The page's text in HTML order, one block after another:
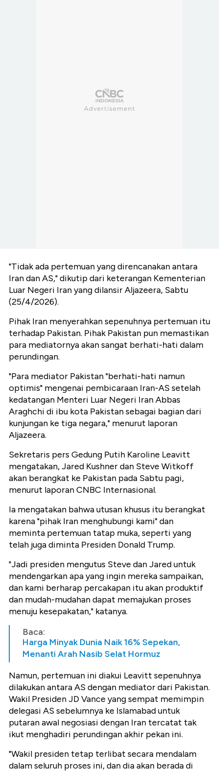
"Tidak ada pertemuan yang direncanakan antara
Iran dan AS," dikutip dari keterangan Kementerian
Luar Negeri Iran yang dilansir Aljazeera, Sabtu
(25/4/2026).
Pihak Iran menyerahkan sepenuhnya pertemuan itu
terhadap Pakistan. Pihak Pakistan pun memastikan
para mediatornya akan sangat berhati-hati dalam
perundingan.
"Para mediator Pakistan "berhati-hati namun
optimis" mengenai pembicaraan Iran-AS setelah
kedatangan Menteri Luar Negeri Iran Abbas
Araghchi di ibu kota Pakistan sebagai bagian dari
kunjungan ke tiga negara," menurut laporan
Aljazeera.
Sekretaris pers Gedung Putih Karoline Leavitt
mengatakan, Jared Kushner dan Steve Witkoff
akan berangkat ke Pakistan pada Sabtu pagi,
menurut laporan CNBC Internasional.
Ia mengatakan bahwa utusan khusus itu berangkat
karena "pihak Iran menghubungi kami" dan
meminta pertemuan tatap muka, seperti yang
telah juga diminta Presiden Donald Trump.
"Jadi presiden mengutus Steve dan Jared untuk
mendengarkan apa yang ingin mereka sampaikan,
dan kami berharap percakapan itu akan produktif
dan mudah-mudahan dapat memajukan proses
menuju kesepakatan," katanya.
Baca:
Harga Minyak Dunia Naik 16% Sepekan,
Menanti Arah Nasib Selat Hormuz
Namun, pertemuan ini diakui Leavitt sepenuhnya
dilakukan antara AS dengan mediator dari Pakistan.
Wakil Presiden JD Vance yang sempat memimpin
delegasi AS sebelumnya ke Islamabad untuk
putaran awal negosiasi dengan Iran tercatat tak
ikut menghadiri perundingan akhir pekan ini.
"Wakil presiden tetap terlibat secara mendalam
dalam seluruh proses ini, dan dia akan berada di